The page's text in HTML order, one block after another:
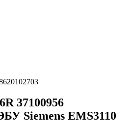
37100956
Siemens EMS3110